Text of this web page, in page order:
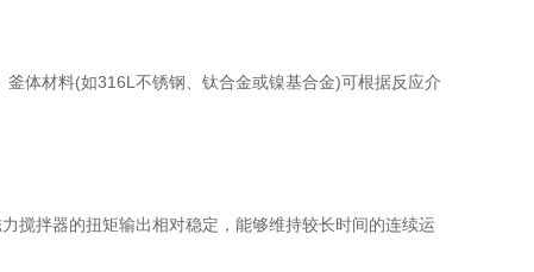
体材料(如316L不锈钢、钛合金或镍基合金)可根据反应介
拌器的扭矩输出相对稳定，能够维持较长时间的连续运